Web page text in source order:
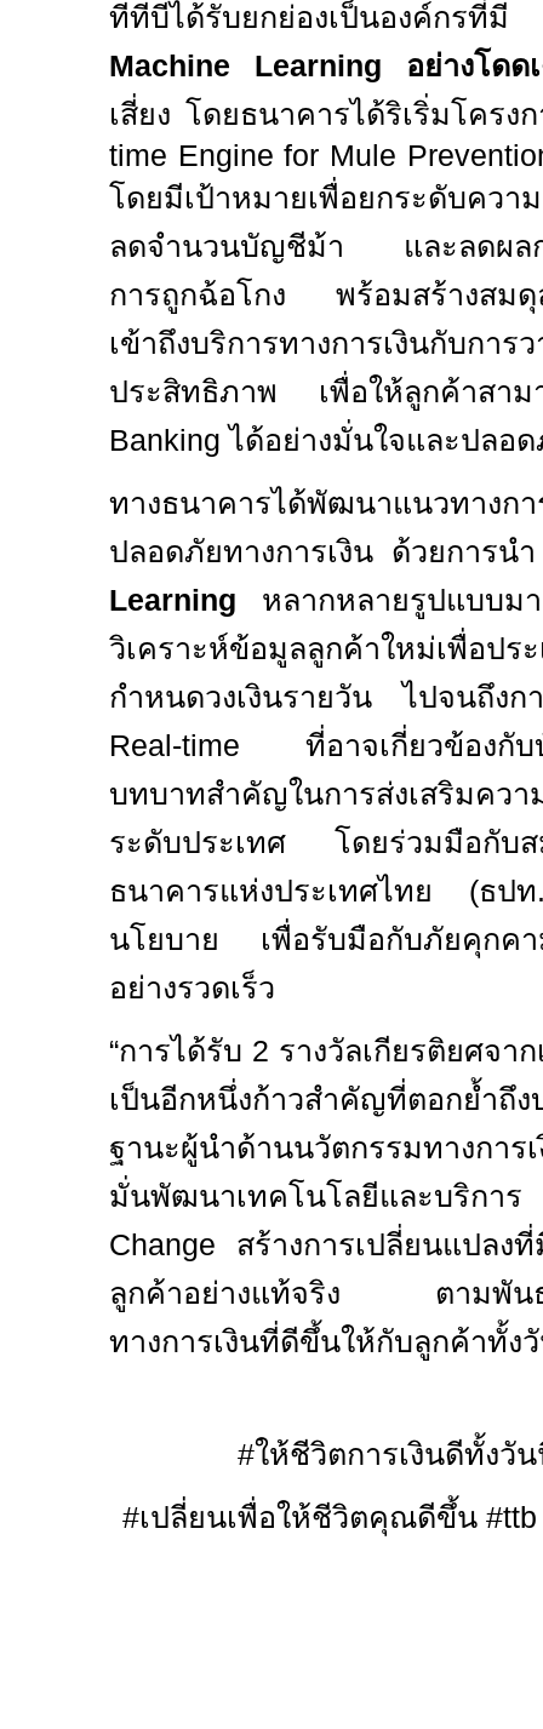
ทีทีบีได้รับยกย่องเป็นองค์ก
Machine Learning อย่างโดด
เสี่ยง โดยธนาคารได้ริเริ่มโครง
time Engine for Mule
โดยมีเป้าหมายเพื่อยกระดับควา
ลดจำนวนบัญชีม้า และลดผลก
การถูกฉ้อโกง พร้อมสร้างสมดุ
เข้าถึงบริการทางการเงินกับการ
ประสิทธิภาพ เพื่อให้ลูกค้าสา
Bankingได้อย่างมั่นใจและปลอ
ทางธนาคารได้พัฒนาแนวทางก
ปลอดภัยทางการเงิน ด้วยการน
Learning
หลากหลายรูปแบบม
วิเคราะห์ข้อมูลลูกค้าใหม่เพื่อปร
กำหนดวงเงินรายวัน ไปจนถึงก
Real-time ที่อาจเกี่ยวข้องกั
บทบาทสำคัญในการส่งเสริมควา
ระดับประเทศ โดยร่วมมือกับส
ธนาคารแห่งประเทศไทย (ธป
นโยบาย เพื่อรับมือกับภัยคุกคา
อย่างรวดเร็ว
“การได้รับ 2 รางวัลเกียรติยศจา
เป็นอีกหนึ่งก้าวสำคัญที่ตอกย้ำถึ
ฐานะผู้นำด้านนวัตกรรมทางกา
มั่นพัฒนาเทคโนโลยีและบริก
Change สร้างการเปลี่ยนแปลง
ลูกค้าอย่างแท้จริง ตามพันธ
ทางการเงินที่ดีขึ้นให้กับลูกค้าทั้ง
#ให้ชีวิตการเงินดีทั้งวั
#เปลี่ยนเพื่อให้ชีวิตคุณดีขึ้น